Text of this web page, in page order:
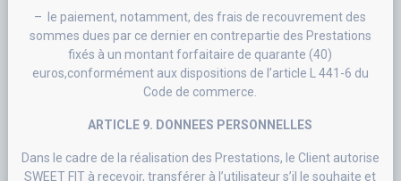
– le paiement, notamment, des frais de recouvrement des
sommes dues par ce dernier en contrepartie des Prestations
fixés à un montant forfaitaire de quarante (40)
euros,conformément aux dispositions de l’article L 441-6 du
Code de commerce.
ARTICLE 9. DONNEES PERSONNELLES
Dans le cadre de la réalisation des Prestations, le Client autorise
SWEET FIT à recevoir, transférer à l’utilisateur s’il le souhaite et